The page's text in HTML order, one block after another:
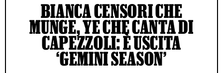
BIANCA CENSORI CHE
MUNGE, YE CHE CANTA DI
CAPEZZOLI: È USCITA
‘GEMINI SEASON’